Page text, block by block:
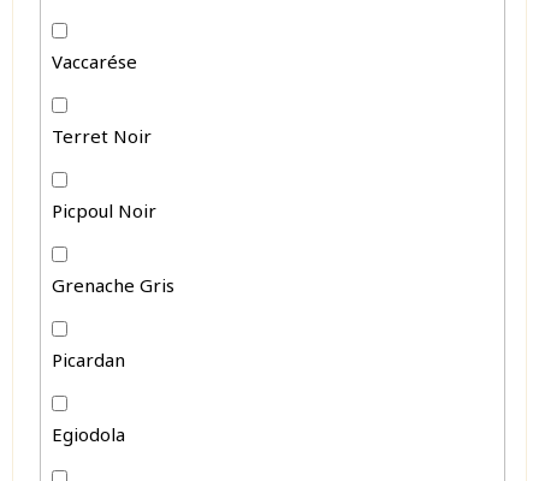
Vaccarése
Terret Noir
Picpoul Noir
Grenache Gris
Picardan
Egiodola